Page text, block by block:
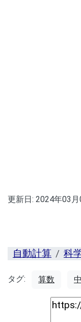
更新日: 2024年03月
自動計算 科
タグ: 算数